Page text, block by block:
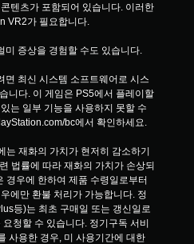
텐츠가 포함되어 있습니다. 이러한
VR2가 필요합니다.
미 증상을 경험할 수도 있습니다.
면 최신 시스템 소프트웨어로 시스
니다. 이 게임은 PS5에서 플레이할
는 일부 기능을 사용하지 못할 수
bc에서 확인하세요.
는 재화의 가치가 현저히 감소하기
법률에 따라 재화의 가치가 손상되
경우에 한하여 제품 수령일로부터
에만 환불 처리가 가능합니다. 정
등)는 최초 구매일 또는 갱신일로
청할 수 있습니다. 정기구독 서비
사용한 경우, 미 사용기간에 대한